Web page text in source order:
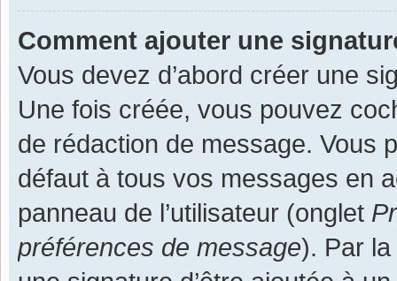
Comment ajouter une
Vous devez d’abord créer une
Une fois créée, vous pouvez
de rédaction de message. Vous
défaut à tous vos messages en
panneau de l’utilisateur (onglet
préférences de message). Par